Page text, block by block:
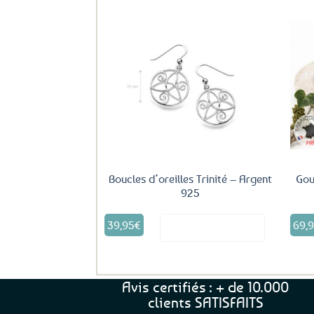
peuvent
être
choisies
sur
Boucles d’oreilles Trinité – Argent
925
39,95€
Avis certifiés : + de 10.000
clients SATISFAITS